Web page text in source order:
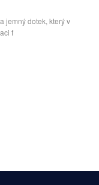
jemný dotek, který v
f